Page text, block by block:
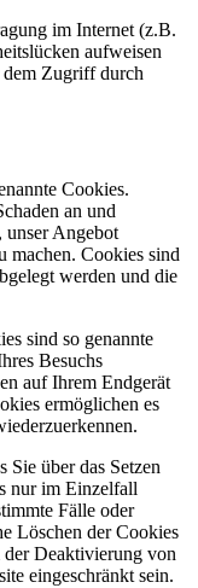
im Internet (z.B.
aufweisen
Zugriff durch
Cookies.
an und
unser Angebot
machen. Cookies sind
werden und die
sind so genannte
Besuchs
auf Ihrem Endgerät
ermöglichen es
Sie über das Setzen
nur im Einzelfall
Fälle oder
Löschen der Cookies
Deaktivierung von
eingeschränkt sein.